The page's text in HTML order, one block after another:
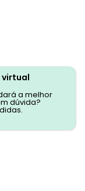
virtual
a melhor
dúvida?